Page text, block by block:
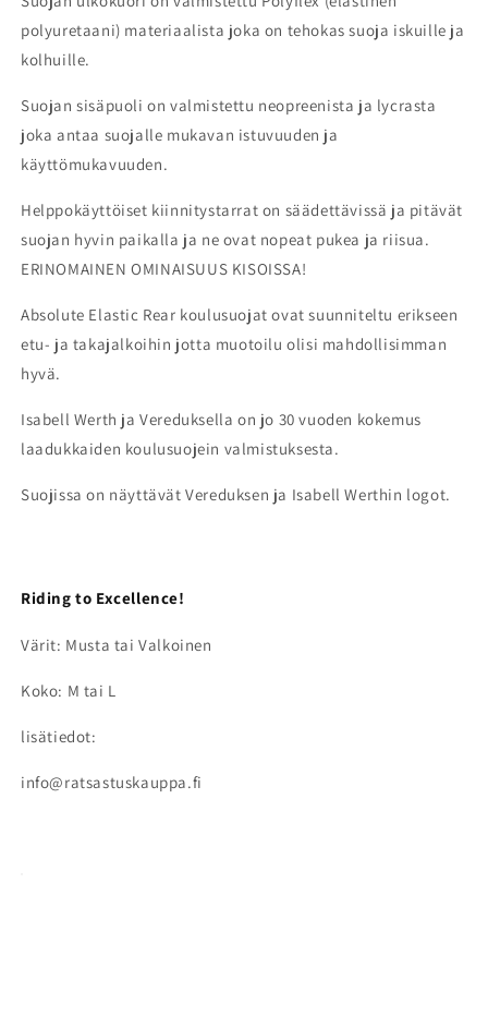
polyuretaani) materiaalista joka on tehokas suoja iskuille ja
kolhuille.
Suojan sisäpuoli on valmistettu neopreenista ja lycrasta
joka antaa suojalle mukavan istuvuuden ja
käyttömukavuuden.
Helppokäyttöiset kiinnitystarrat on säädettävissä ja pitävät
suojan hyvin paikalla ja ne ovat nopeat pukea ja riisua.
ERINOMAINEN OMINAISUUS KISOISSA!
Absolute Elastic Rear koulusuojat ovat suunniteltu erikseen
etu- ja takajalkoihin jotta muotoilu olisi mahdollisimman
hyvä.
Isabell Werth ja Vereduksella on jo 30 vuoden kokemus
laadukkaiden koulusuojein valmistuksesta.
Suojissa on näyttävät Vereduksen ja Isabell Werthin logot.
Riding to Excellence!
Värit: Musta tai Valkoinen
Koko: M tai L
lisätiedot:
info@ratsastuskauppa.fi